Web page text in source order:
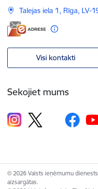
Talejas iela 1, Rīga, LV-
Visi kontakti
Sekojiet mums
© 2026 Valsts ieņēmumu
aizsargātas.